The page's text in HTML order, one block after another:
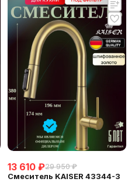
13 610 ₽29 950 ₽
Смеситель KAISER 43344-3